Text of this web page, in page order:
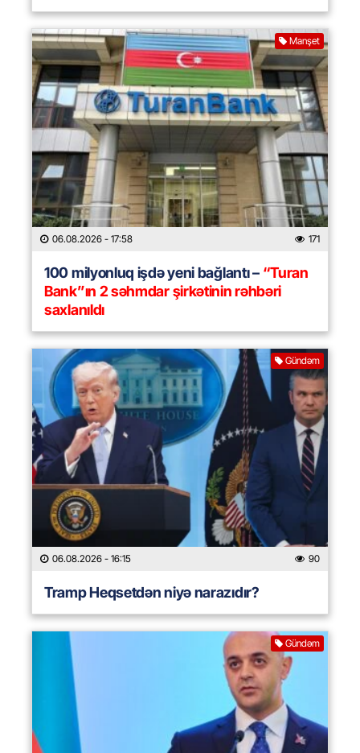
Manşet
06.08.2026 - 17:58 171
100 milyonluq işdə yeni bağlantı –“Turan
Bank”ın 2 səhmdar şirkətinin rəhbəri
saxlanıldı
Gündəm
06.08.2026 - 16:15 90
Tramp Heqsetdən niyə narazıdır?
Gündəm